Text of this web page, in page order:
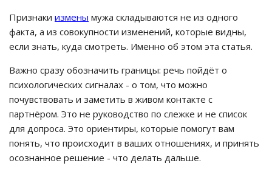
Признаки измены мужа складываются не из одного
факта, а из совокупности изменений, которые видны,
если знать, куда смотреть. Именно об этом эта статья.
Важно сразу обозначить границы: речь пойдёт о
психологических сигналах - о том, что можно
почувствовать и заметить в живом контакте с
партнёром. Это не руководство по слежке и не список
для допроса. Это ориентиры, которые помогут вам
понять, что происходит в ваших отношениях, и принять
осознанное решение - что делать дальше.